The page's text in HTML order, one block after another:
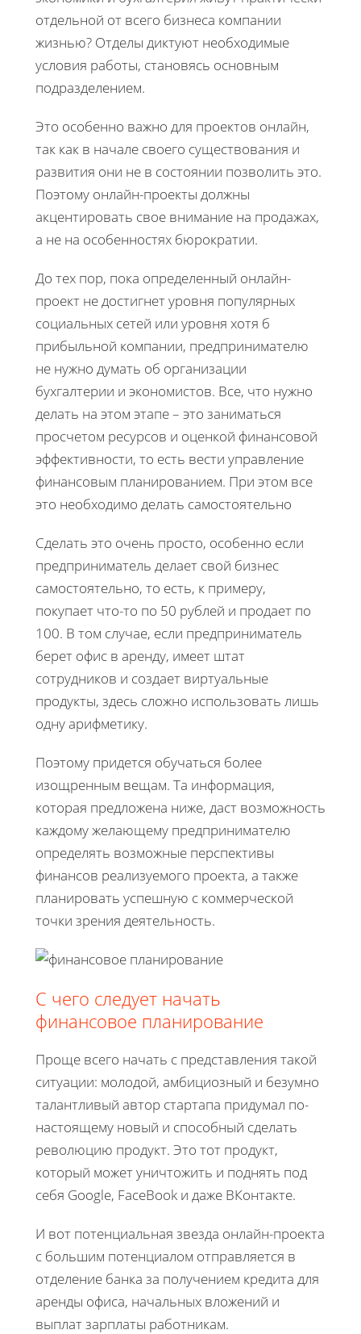
отдельной от всего бизнеса компании
жизнью? Отделы диктуют необходимые
условия работы, становясь основным
подразделением.
Это особенно важно для проектов онлайн,
так как в начале своего существования и
развития они не в состоянии позволить это.
Поэтому онлайн-проекты должны
акцентировать свое внимание на продажах,
а не на особенностях бюрократии.
До тех пор, пока определенный онлайн-
проект не достигнет уровня популярных
социальных сетей или уровня хотя б
прибыльной компании, предпринимателю
не нужно думать об организации
бухгалтерии и экономистов. Все, что нужно
делать на этом этапе – это заниматься
просчетом ресурсов и оценкой финансовой
эффективности, то есть вести управление
финансовым планированием. При этом все
это необходимо делать самостоятельно
Сделать это очень просто, особенно если
предприниматель делает свой бизнес
самостоятельно, то есть, к примеру,
покупает что-то по 50 рублей и продает по
100. В том случае, если предприниматель
берет офис в аренду, имеет штат
сотрудников и создает виртуальные
продукты, здесь сложно использовать лишь
одну арифметику.
Поэтому придется обучаться более
изощренным вещам. Та информация,
которая предложена ниже, даст возможность
каждому желающему предпринимателю
определять возможные перспективы
финансов реализуемого проекта, а также
планировать успешную с коммерческой
точки зрения деятельность.
С чего следует начать
финансовое планирование
Проще всего начать с представления такой
ситуации: молодой, амбициозный и безумно
талантливый автор стартапа придумал по-
настоящему новый и способный сделать
революцию продукт. Это тот продукт,
который может уничтожить и поднять под
себя Google, FaceBook и даже ВКонтакте.
И вот потенциальная звезда онлайн-проекта
с большим потенциалом отправляется в
отделение банка за получением кредита для
аренды офиса, начальных вложений и
выплат зарплаты работникам.